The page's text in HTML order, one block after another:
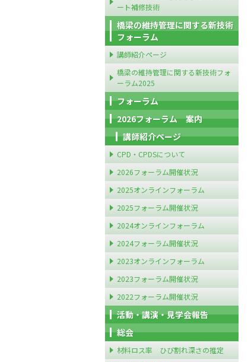
ート補修技術
橋梁の維持管理に関する新技術
フォーラム
講師紹介ページ
橋梁の維持管理に関する新技術フォ
ーラム2025
フォーラム
2026フォーラム 案内
講師紹介ページ
CPD・CPDSについて
2026フォーラム開催状況
2025オンラインフォーラム
2025フォーラム開催状況
2024オンラインフォーラム
2024フォーラム開催状況
2023オンラインフォーラム
2023フォーラム開催状況
2022フォーラム開催状況
活動・講演・見学会報告
総会
材料ロス率 ひび割れ深さの推定